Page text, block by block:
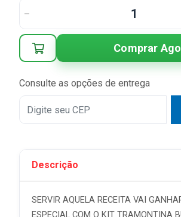
3x R$
4x R$
5x
7x R$
9x
11x R$
Comprar
Consulte as opções de entrega
Descrição
SERVIR AQUELA RECEITA VAI
ESPECIAL COM O KIT TRAMONTINA